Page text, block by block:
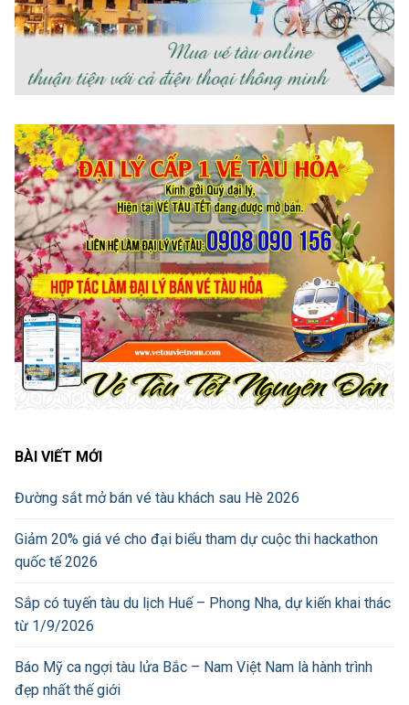
BÀI VIẾT MỚI
Đường sắt mở bán vé tàu khách sau Hè 2026
Giảm 20% giá vé cho đại biểu tham dự cuộc thi hackathon
quốc tế 2026
Sắp có tuyến tàu du lịch Huế – Phong Nha, dự kiến khai thác
từ 1/9/2026
Báo Mỹ ca ngợi tàu lửa Bắc – Nam Việt Nam là hành trình
đẹp nhất thế giới